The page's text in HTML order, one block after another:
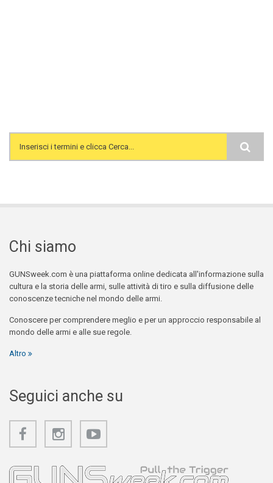
Search form
Chi siamo
GUNSweek.com è una piattaforma online dedicata all'informazione sulla
cultura e la storia delle armi, sulle attività di tiro e sulla diffusione delle
conoscenze tecniche nel mondo delle armi.
Conoscere per comprendere meglio e per un approccio responsabile al
mondo delle armi e alle sue regole.
Altro
Seguici anche su